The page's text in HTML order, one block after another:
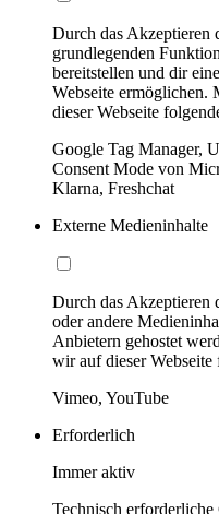
Durch das Akzeptieren
grundlegenden
bereitstellen und dir
Webseite
dieser Webseite
Google Tag Manager,
Consent Mode von
Klarna, Freshchat
Externe Medieninhalte
Durch das Akzeptieren
oder andere
Anbietern gehostet
wir auf dieser
Vimeo, YouTube
Erforderlich
Immer aktiv
Technisch